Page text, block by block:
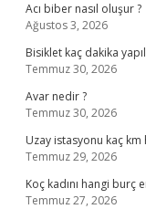
Acı biber nasıl oluşur ?
Ağustos 3, 2026
Bisiklet kaç dakika
Temmuz 30, 2026
Avar nedir ?
Temmuz 30, 2026
Uzay istasyonu kaç km
Temmuz 29, 2026
Koç kadını hangi burç
Temmuz 27, 2026